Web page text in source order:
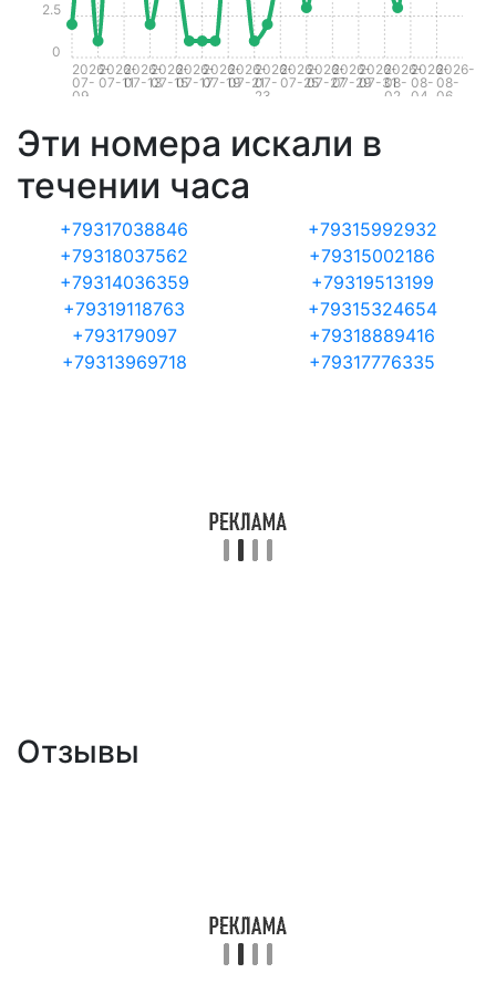
2026-
07-
09
2026-
07-11
2026-
07-13
2026-
07-15
2026-
07-17
2026-
07-19
2026-
07-21
2026-
07-
23
2026-
07-25
2026-
07-27
2026-
07-29
2026-
07-31
2026-
08-
02
2026-
08-
04
2026-
08-
06
0
2.5
Эти номера искали в
течении часа
+79317038846
+79315992932
+79318037562
+79315002186
+79314036359
+79319513199
+79319118763
+79315324654
+793179097
+79318889416
+79313969718
+79317776335
Отзывы